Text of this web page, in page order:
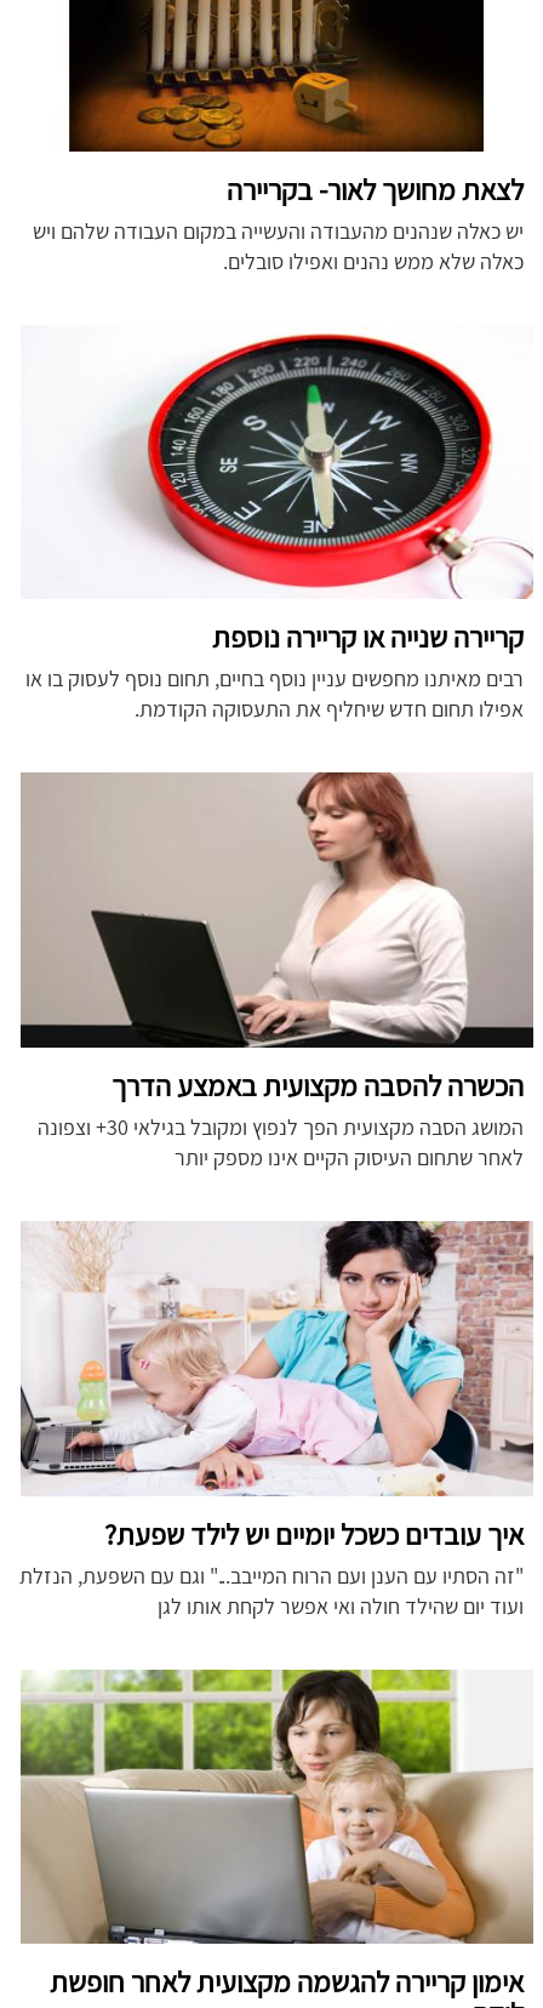
לצאת מחושך לאור- בקריירה
יש כאלה שנהנים מהעבודה והעשייה במקום העבודה שלהם ויש
כאלה שלא ממש נהנים ואפילו סובלים.
קריירה שנייה או קריירה נוספת
רבים מאיתנו מחפשים עניין נוסף בחיים, תחום נוסף לעסוק בו או
אפילו תחום חדש שיחליף את התעסוקה הקודמת.
הכשרה להסבה מקצועית באמצע הדרך
המושג הסבה מקצועית הפך לנפוץ ומקובל בגילאי 30+ וצפונה
לאחר שתחום העיסוק הקיים אינו מספק יותר
איך עובדים כשכל יומיים יש לילד שפעת?
"זה הסתיו עם הענן ועם הרוח המייבב..." וגם עם השפעת, הנזלת
ועוד יום שהילד חולה ואי אפשר לקחת אותו לגן
אימון קריירה להגשמה מקצועית לאחר חופשת